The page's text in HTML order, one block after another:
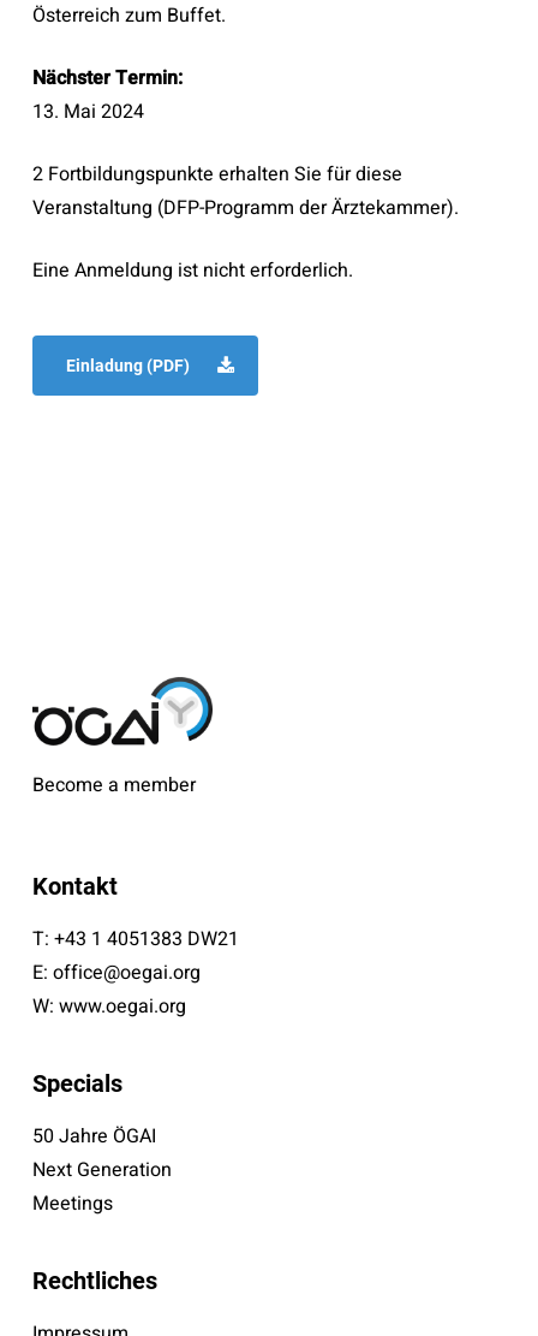
Österreich zum Buffet.
Nächster Termin:
13. Mai 2024
2 Fortbildungspunkte erhalten Sie für diese
Veranstaltung (DFP-Programm der Ärztekammer).
Eine Anmeldung ist nicht erforderlich.
Einladung (PDF)
Become a member
Kontakt
T: +43 1 4051383 DW21
E: office@oegai.org
W: www.oegai.org
Specials
50 Jahre ÖGAI
Next Generation
Meetings
Rechtliches